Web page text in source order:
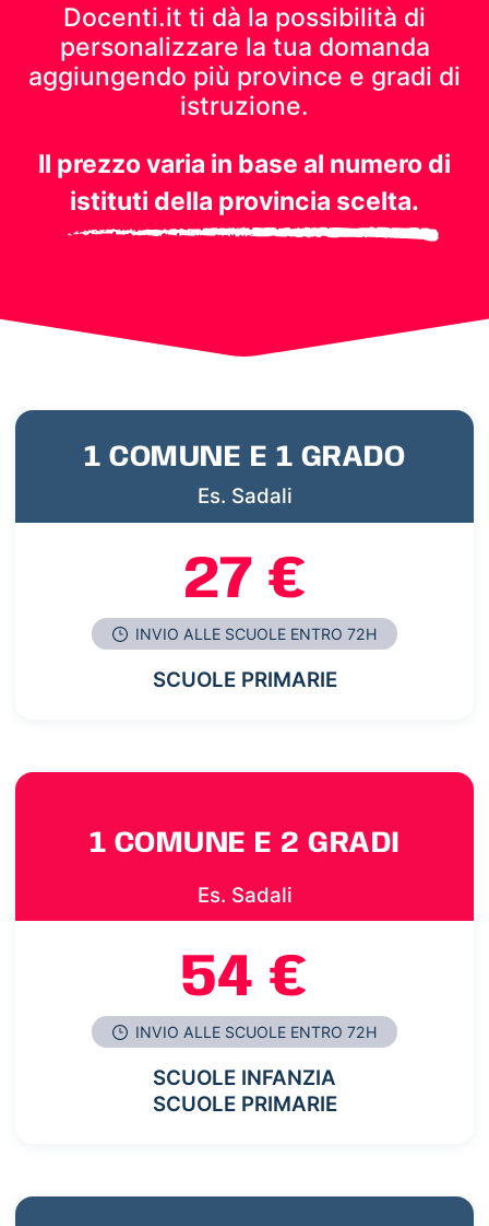
Docenti.it ti dà la possibilità di
personalizzare la tua domanda
aggiungendo più province e gradi di
istruzione.
Il prezzo varia in base al numero di
istituti della provincia scelta.
1 COMUNE E 1 GRADO
Es. Sadali
27 €
INVIO ALLE SCUOLE ENTRO 72H
SCUOLE PRIMARIE
1 COMUNE E 2 GRADI
Es. Sadali
54 €
INVIO ALLE SCUOLE ENTRO 72H
SCUOLE INFANZIA
SCUOLE PRIMARIE